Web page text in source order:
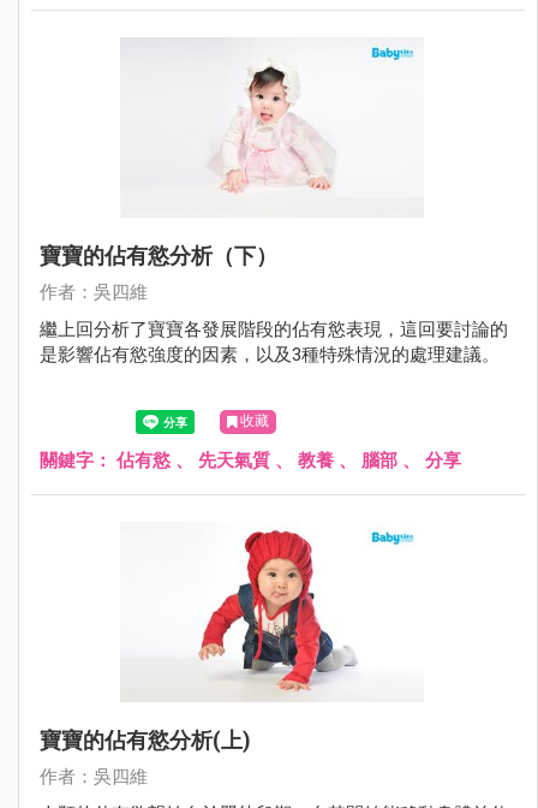
寶寶的佔有慾分析（下）
作者：吳四維
繼上回分析了寶寶各發展階段的佔有慾表現，這回要討論的
是影響佔有慾強度的因素，以及3種特殊情況的處理建議。
收藏
關鍵字： 佔有慾 、 先天氣質 、 教養 、 腦部 、 分享
寶寶的佔有慾分析(上)
作者：吳四維